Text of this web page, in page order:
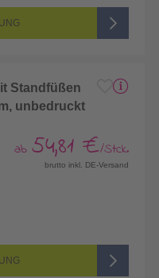
Standfüßen
unbedruckt
ab 54,81 €/Stck.
brutto inkl. DE-Versand